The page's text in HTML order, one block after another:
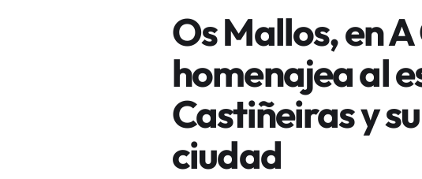
Os Mallos, en
homenajea al
Castiñeiras y
ciudad